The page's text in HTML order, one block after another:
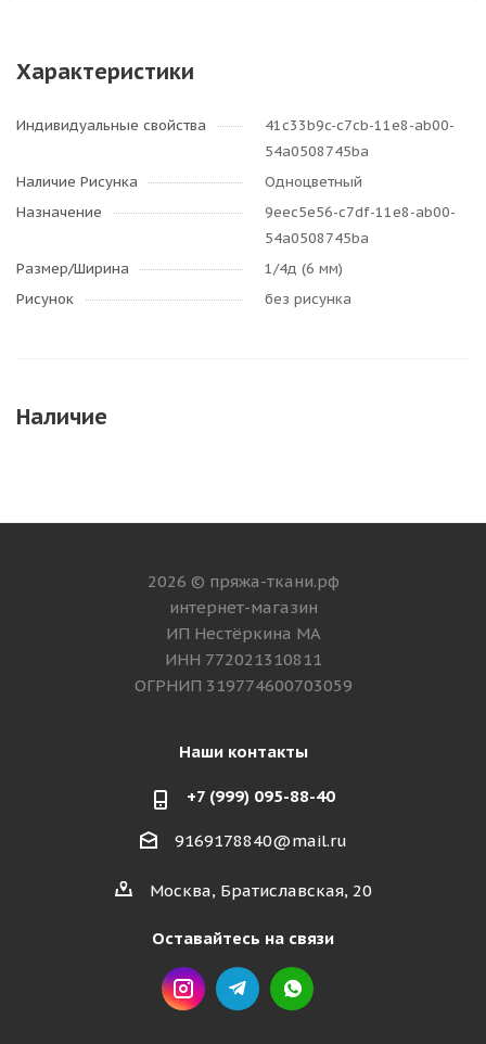
Характеристики
Индивидуальные свойства
41c33b9c-c7cb-11e8-ab00-
54a0508745ba
Наличие Рисунка
Одноцветный
Назначение
9eec5e56-c7df-11e8-ab00-
54a0508745ba
Размер/Ширина
1/4д (6 мм)
Рисунок
без рисунка
Наличие
2026 © пряжа-ткани.рф
интернет-магазин
ИП Нестёркина МА
ИНН 772021310811
ОГРНИП 319774600703059
Наши контакты
+7 (999) 095-88-40
9169178840@mail.ru
Москва, Братиславская, 20
Оставайтесь на связи